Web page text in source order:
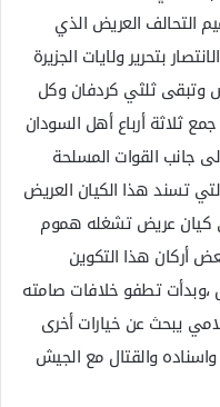
التحالف العريض الذي
بتحرير ولايات الجزيرة
وتبقى ثلثي كردفان وكل
ثلاثة أرباع أهل السودان
جانب القوات المسلحة
تسند هذا الكيان العريض
كيان عريض تشغله هموم
أركان هذا التكوين
،وبدأت تطفو خلافات صامته
يبحث عن خيارات أخرى
والقتال مع الجيش